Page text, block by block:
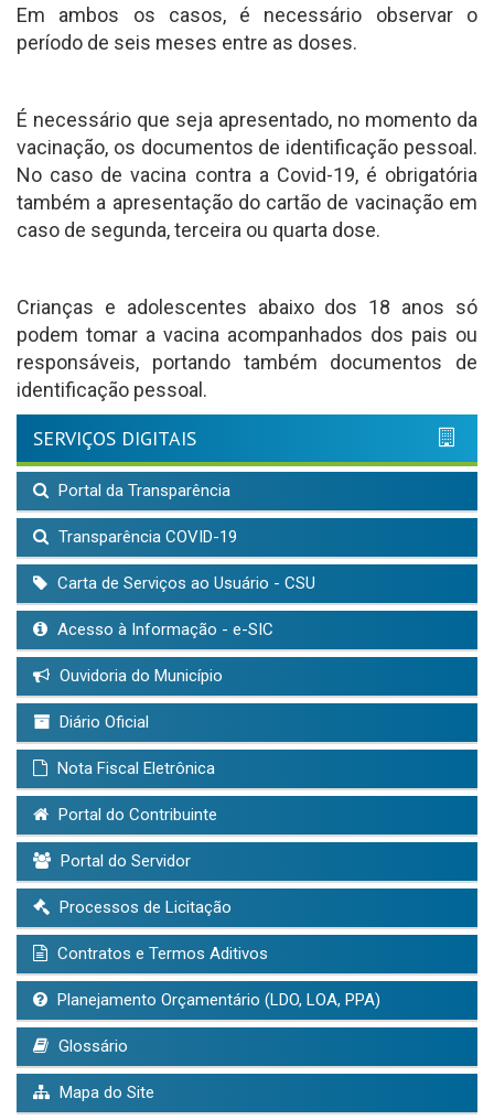
Em ambos os casos, é necessário observar o
período de seis meses entre as doses.
É necessário que seja apresentado, no momento da
vacinação, os documentos de identificação pessoal.
No caso de vacina contra a Covid-19, é obrigatória
também a apresentação do cartão de vacinação em
caso de segunda, terceira ou quarta dose.
Crianças e adolescentes abaixo dos 18 anos só
podem tomar a vacina acompanhados dos pais ou
responsáveis, portando também documentos de
identificação pessoal.
SERVIÇOS DIGITAIS
Portal da Transparência
Transparência COVID-19
Carta de Serviços ao Usuário - CSU
Acesso à Informação - e-SIC
Ouvidoria do Município
Diário Oficial
Nota Fiscal Eletrônica
Portal do Contribuinte
Portal do Servidor
Processos de Licitação
Contratos e Termos Aditivos
Planejamento Orçamentário (LDO, LOA, PPA)
Glossário
Mapa do Site